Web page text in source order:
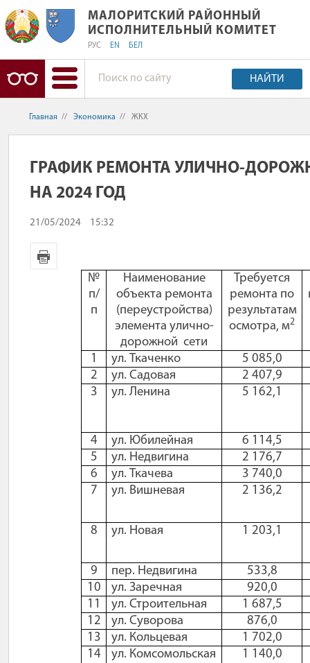
МАЛОРИТСКИЙ РАЙОННЫЙ
МАЛОРИТСКИЙ РАЙОННЫЙ
ИСПОЛНИТЕЛЬНЫЙ КОМИТЕТ
РУС EN БЕЛ
НАЙТИ
Главная // Экономика // ЖКХ
ГРАФИК РЕМОНТА УЛИЧНО-
НА 2024 ГОД
21/05/2024 15:32
№
п/
п
Наименование
объекта ремонта
(переустройства)
элемента улично-
дорожной сети
Требуется
ремонта по
результатам
осмотра, м2
1 ул. Ткаченко
5 085,0
2
ул. Садовая
2 407,9
3
ул. Ленина 5 162,1
4 ул. Юбилейная
6 114,5
5
ул. Недвигина
2 176,7
6
ул. Ткачева
3 740,0
7
ул. Вишневая 2 136,2
8 ул. Новая 1 203,1
9 пер. Недвигина
533,8
10
ул. Заречная
920,0
11
ул. Строительная
1 687,5
12
ул. Суворова
876,0
13
ул. Кольцевая
1 702,0
14
ул. Комсомольская
1 140,0